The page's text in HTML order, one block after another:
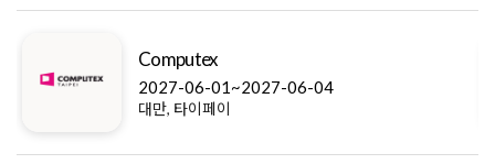
Computex
2027-06-01~2027-06-04
대만, 타이페이